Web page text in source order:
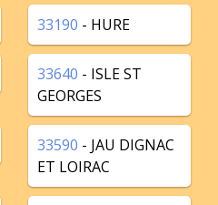
33190 - HURE
33640 - ISLE ST
GEORGES
33590 - JAU DIGNAC
ET LOIRAC